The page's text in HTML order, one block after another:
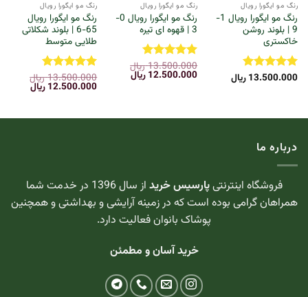
رنگ مو ایگورا رویال
رنگ مو ایگورا رویال 1-
9 | بلوند روشن
خاکستری
نمره5از
13.500.000ریال
رنگ مو ایگورا رویال
رنگ مو ایگورا رویال 0-
3 | قهوه ای تیره
نمره5از
5
13.500.000ریال
قیمت
12.500.000ریالقیمت
فعلی:
12.500.000 ریال.
رنگ مو ایگورا رویال
رنگ مو ایگورا رویال
65-6 | بلوند شکلاتی
طلایی متوسط
نمره5از
5
13.500.000ریال
قیمت
12.500.000ریالقیمت
فعلی:
درباره ما
فروشگاه اینترنتیپارسیس خرید
از سال 1396 در خدمت شما
همراهان گرامی بوده است که در زمینه آرایشی و بهداشتی و همچنین
پوشاک بانوان فعالیت دارد.
خرید آسان و مطمئن